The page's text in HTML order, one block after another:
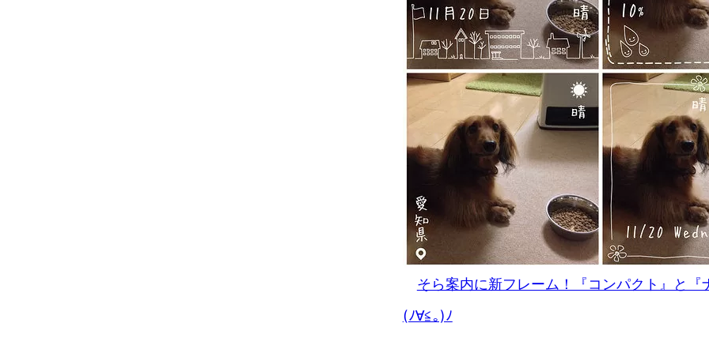
そら案内に新フレーム！『コンパクト』と『
(ﾉ∀≦｡)ﾉ